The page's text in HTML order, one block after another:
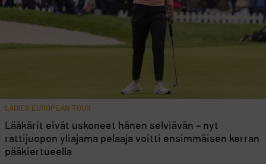
LADIES EUROPEAN TOUR
Lääkärit eivät uskoneet hänen selviävän – nyt
rattijuopon yliajama pelaaja voitti ensimmäisen kerran
pääkiertueella